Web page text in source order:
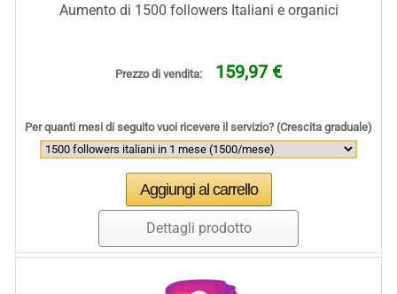
Aumento di 1500 followers Italiani e organici
Prezzo di vendita: 159,97 €
Per quanti mesi di seguito vuoi ricevere il servizio? (Crescita graduale)
Dettagli prodotto